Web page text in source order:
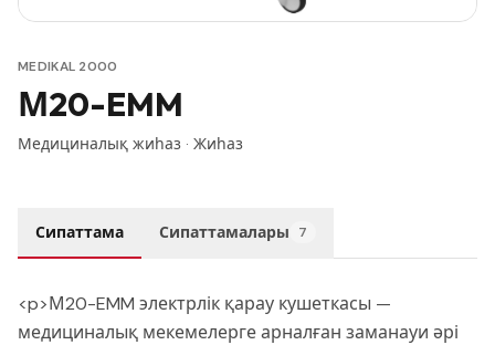
MEDIKAL 2000
М20-EMM
Медициналық жиһаз · Жиһаз
Сипаттама Сипаттамалары 7
<p>М20-EMM электрлік қарау кушеткасы —
медициналық мекемелерге арналған заманауи әрі